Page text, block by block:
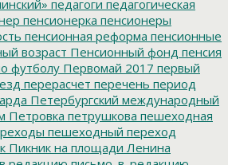
педагоги педагогическая
пенсионерка пенсионеры
пенсионная реформа пенсионные
возраст Пенсионный фонд пенсия
футболу Первомай 2017 первый
перерасчет перечень период
Петербургский международный
Петровка петрушкова пешеходная
пешеходный переход
Пикник на площади Ленина